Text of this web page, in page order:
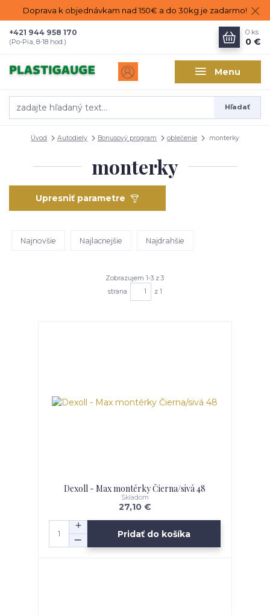
Doprava k objednávkam nad 150€ a do 30kg je zadarmo!
Menu
Hľadať
+421 944 958 170
(Po-Pia, 8-18 hod.)
0 ks
0 €
Úvod Autodiely Bonusový program oblečenie monterky
monterky
Upresniť parametre
Najnovšie Najlacnejšie Najdrahšie
Zobrazujem 1-3 z 3
strana
z 1
Dexoll - Max montérky Čierna/sivá 48
27,10 €
Skladom
Pridať do košíka